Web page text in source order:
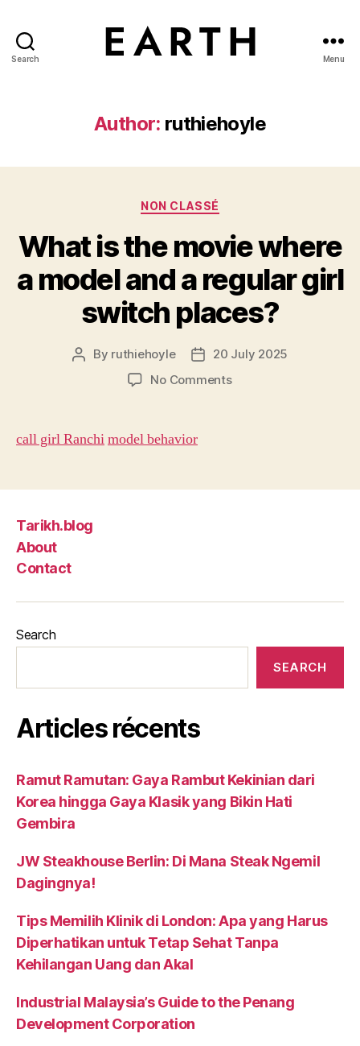
Search Menu
Author: ruthiehoyle
Categories
NON CLASSÉ
What is the movie where
a model and a regular girl
switch places?
Post
By ruthiehoyle
Post20 July 2025
No Commentson
call girl Ranchimodel behavior
Tarikh.blog
About
Contact
Search
SEARCH
Articles récents
Ramut Ramutan: Gaya Rambut Kekinian dari
Korea hingga Gaya Klasik yang Bikin Hati
Gembira
JW Steakhouse Berlin: Di Mana Steak Ngemil
Dagingnya!
Tips Memilih Klinik di London: Apa yang Harus
Diperhatikan untuk Tetap Sehat Tanpa
Kehilangan Uang dan Akal
Industrial Malaysia’s Guide to the Penang
Development Corporation